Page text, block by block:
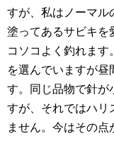
すが、私はノーマル
塗ってあるサビキを
コソコよく釣れます
を選んでいますが
す。同じ品物で針が
すが、それではハリ
ません。今はその点